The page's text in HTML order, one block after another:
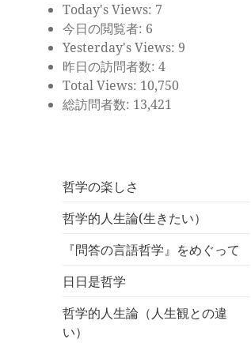
Today's Views: 7
今日の閲覧者: 6
Yesterday's Views: 9
昨日の訪問者数:4
Total Views: 10,750
総訪問者数: 13,421
哲学の楽しさ
哲学的人生論(生きたい）
『問答の言語哲学』をめぐって
日日是哲学
哲学的人生論（人生観との違
い）